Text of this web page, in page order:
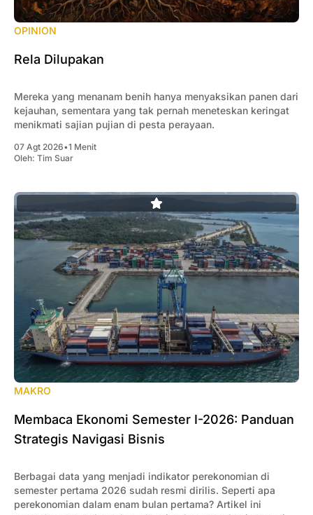
OPINION
Rela Dilupakan
Mereka yang menanam benih hanya menyaksikan panen dari
kejauhan, sementara yang tak pernah meneteskan keringat
menikmati sajian pujian di pesta perayaan.
07 Agt 2026•1 Menit
Oleh: Tim Suar
MAKRO
Membaca Ekonomi Semester I-2026: Panduan
Strategis Navigasi Bisnis
Berbagai data yang menjadi indikator perekonomian di
semester pertama 2026 sudah resmi dirilis. Seperti apa
perekonomian dalam enam bulan pertama? Artikel ini